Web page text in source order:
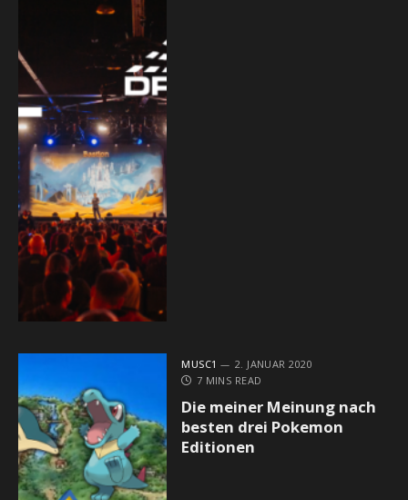
MUSC1
2. JANUAR 2020
7 MINS READ
Die meiner Meinung nach
besten drei Pokemon
Editionen